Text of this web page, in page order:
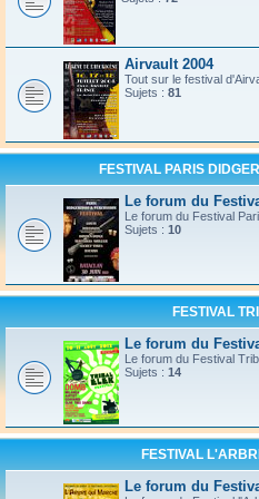
Airvault 2004
Tout sur le festival
Sujets : 81
FESTIVAL PARIS
Le forum du
Le forum du Festival
Sujets : 10
FESTIVAL
Le forum du
Le forum du Festival
Sujets : 14
FESTIVAL
Le forum du